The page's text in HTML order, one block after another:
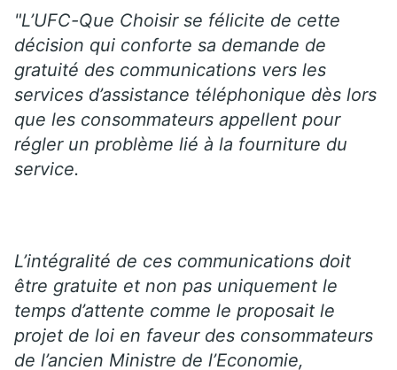
"L’UFC-Que Choisir se félicite de cette
décision qui conforte sa demande de
gratuité des communications vers les
services d’assistance téléphonique dès lors
que les consommateurs appellent pour
régler un problème lié à la fourniture du
service.
L’intégralité de ces communications doit
être gratuite et non pas uniquement le
temps d’attente comme le proposait le
projet de loi en faveur des consommateurs
de l’ancien Ministre de l’Economie,